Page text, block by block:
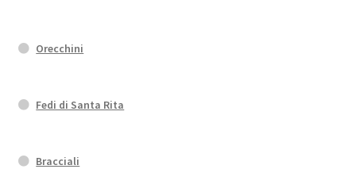
Orecchini
Fedi di Santa Rita
Bracciali